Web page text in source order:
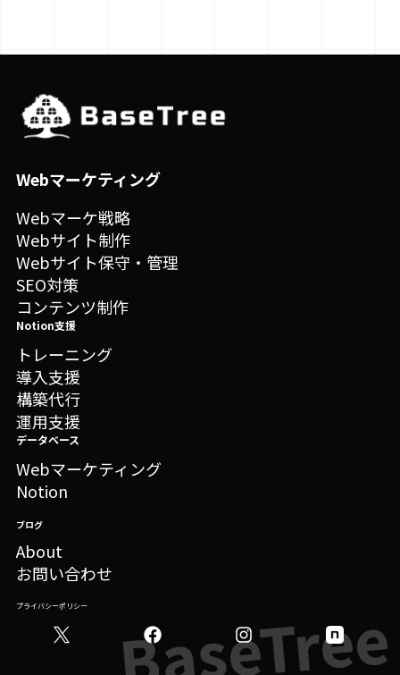
Webマーケティング
Webマーケ戦略
Webサイト制作
Webサイト保守・管理
SEO対策
コンテンツ制作
Notion支援
トレーニング
導入支援
構築代行
運用支援
データベース
Webマーケティング
Notion
ブログ
About
お問い合わせ
プライバシーポリシー